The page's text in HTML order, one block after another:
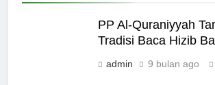
PP Al-Quraniyyah
Tradisi Baca Hizib
admin 9 bulan ago